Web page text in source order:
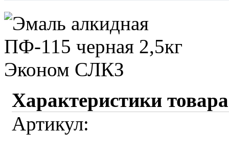
Характеристики
Артикул: